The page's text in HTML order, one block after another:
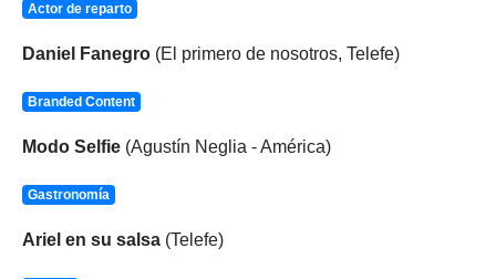
Actor de reparto
Daniel Fanegro (El primero de nosotros, Telefe)
Branded Content
Modo Selfie (Agustín Neglia - América)
Gastronomía
Ariel en su salsa (Telefe)